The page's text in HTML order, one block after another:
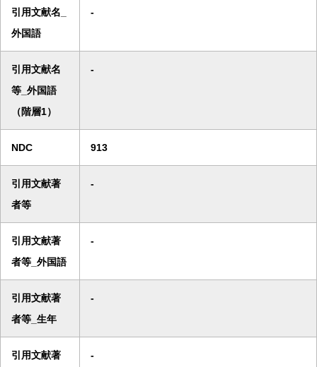
引用文献名_
外国語
-
引用文献名
等_外国語
（階層1）
-
NDC 913
引用文献著
者等
-
引用文献著
者等_外国語
-
引用文献著
者等_生年
-
引用文献著
-